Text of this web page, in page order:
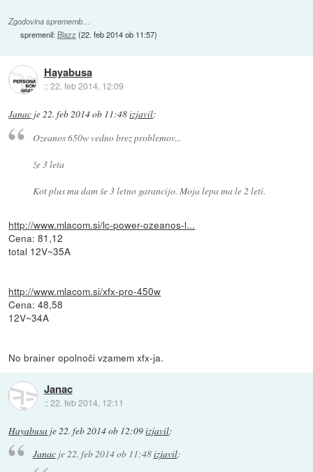
Zgodovina sprememb…
spremenil: Blazz (22. feb 2014 ob 11:57)
Hayabusa
::22. feb 2014, 12:09
Janac je22. feb 2014 ob 11:48izjavil:
Ozeanos 650w vedno brez problemov...
že 3 leta
Kot plus mu dam še 3 letno garancijo. Moja lepa ma le 2 leti.
http://www.mlacom.si/lc-power-ozeanos-l...
Cena: 81,12
total 12V~35A
http://www.mlacom.si/xfx-pro-450w
Cena: 48,58
12V~34A
No brainer opolnoči vzamem xfx-ja.
Janac
::22. feb 2014, 12:11
Hayabusa je 22. feb 2014 ob 12:09izjavil:
Janacje22. feb 2014 ob 11:48izjavil: